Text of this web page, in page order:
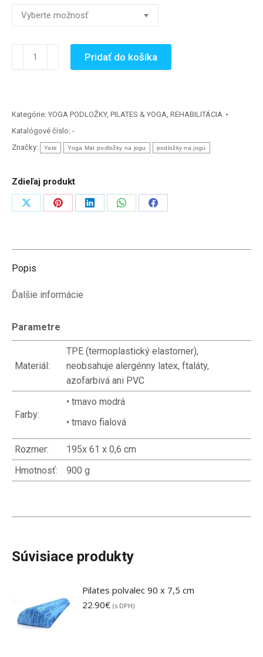
množstvo
TPE
61
0.6cm
Pridať do košíka
Kategórie: YOGA PODLOŽKY, PILATES & YOGA, REHABILITÁCIA
Katalógové číslo: -
Značky:
Yate Yoga Mat podložky na jogu podložky na jogu
Zdieľaj produkt
ZdieľaťZdieľaťZdieľaťZdieľaťZdieľať
Popis
Ďalšie informácie
Parametre
Materiál:
TPE (termoplastický elastomer),
neobsahuje alergénny latex, ftaláty,
azofarbivá ani PVC
Farby:
• tmavo modrá
• tmavo fialová
Rozmer:
195x 61 x 0,6 cm
Hmotnosť:
900 g
Súvisiace produkty
Pilates polvalec 90 x 7,5 cm
22.90€ (s DPH)